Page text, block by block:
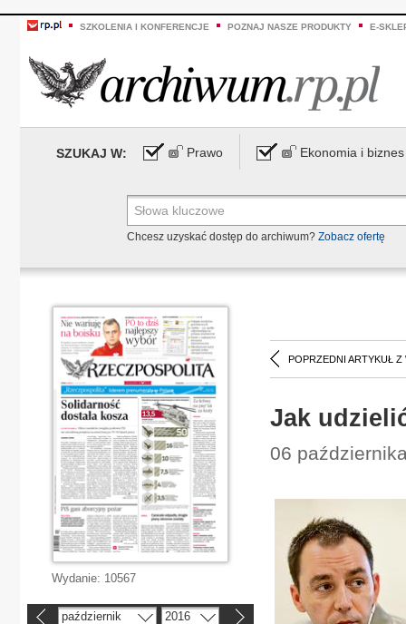
SZKOLENIA I KONFERENCJE POZNAJ NASZE PRODUKTY E-
SZUKAJ W: Prawo Ekonomia i biznes
Chcesz uzyskać dostęp do archiwum? Zobacz ofertę
POPRZEDNI ARTYKUŁ Z
Jak
06
Wydanie: 10567
październik 2016